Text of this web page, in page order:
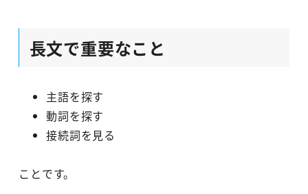
長文で重要なこと
主語を探す
動詞を探す
接続詞を見る
ことです。